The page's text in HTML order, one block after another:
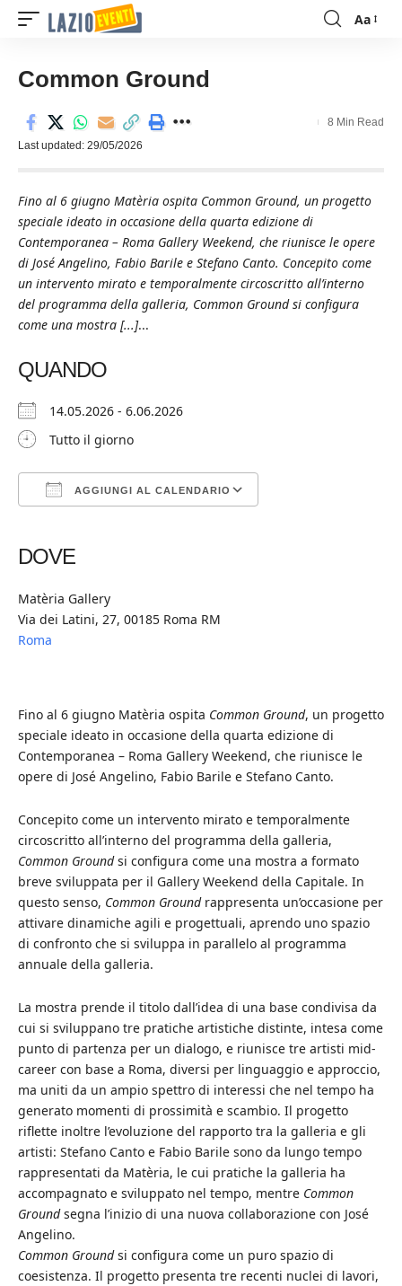
Font
Aa
Common Ground
Last updated: 29/05/2026
8 Min Read
Fino al 6 giugno Matèria ospita Common Ground, un progetto
speciale ideato in occasione della quarta edizione di
Contemporanea – Roma Gallery Weekend, che riunisce le opere
di José Angelino, Fabio Barile e Stefano Canto. Concepito come
un intervento mirato e temporalmente circoscritto all’interno
del programma della galleria, Common Ground si configura
come una mostra [...]...
QUANDO
14.05.2026 - 6.06.2026
Tutto il giorno
AGGIUNGI AL CALENDARIO
DOVE
Matèria Gallery
Via dei Latini, 27, 00185 Roma RM
Roma
Fino al 6 giugno Matèria ospita Common Ground, un progetto
speciale ideato in occasione della quarta edizione di
Contemporanea – Roma Gallery Weekend, che riunisce le
opere di José Angelino, Fabio Barile e Stefano Canto.
Concepito come un intervento mirato e temporalmente
circoscritto all’interno del programma della galleria,
Common Groundsi configura come una mostra a formato
breve sviluppata per il Gallery Weekend della Capitale. In
questo senso, Common Ground rappresenta un’occasione per
attivare dinamiche agili e progettuali, aprendo uno spazio
di confronto che si sviluppa in parallelo al programma
annuale della galleria.
La mostra prende il titolo dall’idea di una base condivisa da
cui si sviluppano tre pratiche artistiche distinte, intesa come
punto di partenza per un dialogo, e riunisce tre artisti mid-
career con base a Roma, diversi per linguaggio e approccio,
ma uniti da un ampio spettro di interessi che nel tempo ha
generato momenti di prossimità e scambio. Il progetto
riflette inoltre l’evoluzione del rapporto tra la galleria e gli
artisti: Stefano Canto e Fabio Barile sono da lungo tempo
rappresentati da Matèria, le cui pratiche la galleria ha
accompagnato e sviluppato nel tempo, mentre Common
Groundsegna l’inizio di una nuova collaborazione con José
Angelino.
Common Groundsi configura come un puro spazio di
coesistenza. Il progetto presenta tre recenti nuclei di lavori,